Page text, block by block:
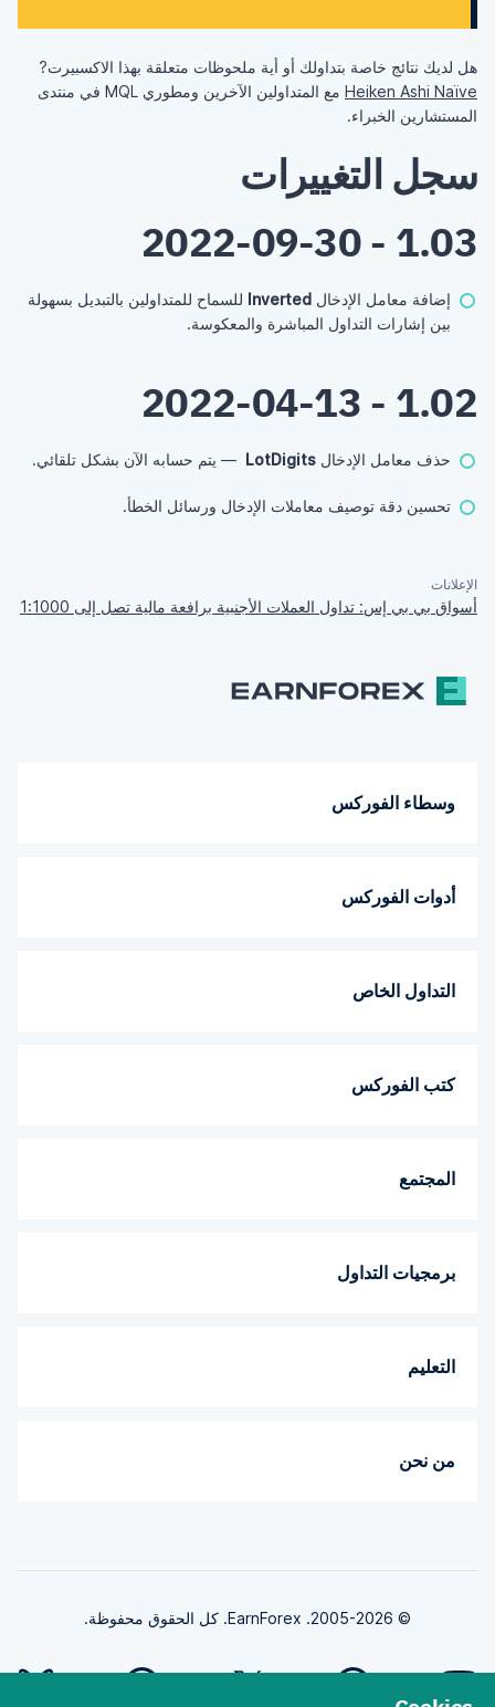
هل لديك نتائج خاصة بتداولك أو أية ملحوظات متعلقة بهذا الاكسبيرت?
Heiken Ashi Naïve
مع المتداولين الآخرين ومطوري MQL في منتدى
المستشارين الخبراء.
سجل التغييرات
1.03 - 2022-09-30
إضافة معامل الإدخال Inverted للسماح للمتداولين بالتبديل بسهولة
بين إشارات التداول المباشرة والمعكوسة.
1.02 - 2022-04-13
حذف معامل الإدخال LotDigits — يتم حسابه الآن بشكل تلقائي.
تحسين دقة توصيف معاملات الإدخال ورسائل الخطأ.
الإعلانات
أسواق بي بي إس: تداول العملات الأجنبية برافعة مالية تصل إلى 1:1000
وسطاء الفوركس
أدوات الفوركس
التداول الخاص
كتب الفوركس
المجتمع
برمجيات التداول
التعليم
من نحن
© 2005-2026. EarnForex. كل الحقوق محفوظة.